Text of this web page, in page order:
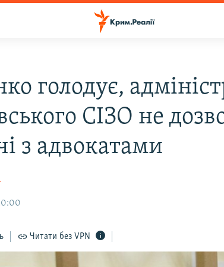
голодує,
СІЗО не
з адвокатами
Читати без VPN